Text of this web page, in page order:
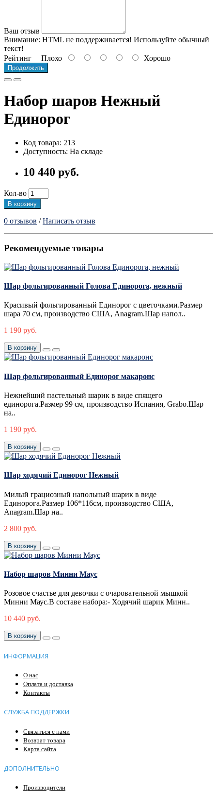
Ваш отзыв
Внимание: HTML не поддерживается! Используйте обычный
текст!
Рейтинг Плохо Хорошо
Продолжить
Набор шаров Нежный
Единорог
Код товара: 213
Доступность: На складе
10 440 руб.
Кол-во
В корзину
0 отзывов /Написать отзыв
Рекомендуемые товары
Шар фольгированный Голова Единорога, нежный
Красивый фольгированный Единорог с цветочками.Размер
шара 70 см, производство США, Anagram.Шар напол..
1 190 руб.
В корзину
Шар фольгированный Единорог макаронс
Нежнейший пастельный шарик в виде спящего
единорога.Размер 99 см, производство Испания, Grabo.Шар
на..
1 190 руб.
В корзину
Шар ходячий Единорог Нежный
Милый грациозный напольный шарик в виде
Единорога.Размер 106*116см, производство США,
Anagram.Шар на..
2 800 руб.
В корзину
Набор шаров Минни Маус
Розовое счастье для девочки с очаровательной мышкой
Минни Маус.В составе набора:- Ходячий шарик Минн..
10 440 руб.
В корзину
ИНФОРМАЦИЯ
О нас
Оплата и доставка
Контакты
СЛУЖБА ПОДДЕРЖКИ
Связаться с нами
Возврат товара
Карта сайта
ДОПОЛНИТЕЛЬНО
Производители